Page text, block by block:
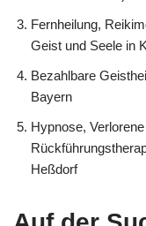
Fernheilung,
Geist und Seele in
Bezahlbare
Bayern
Hypnose,
Heßdorf